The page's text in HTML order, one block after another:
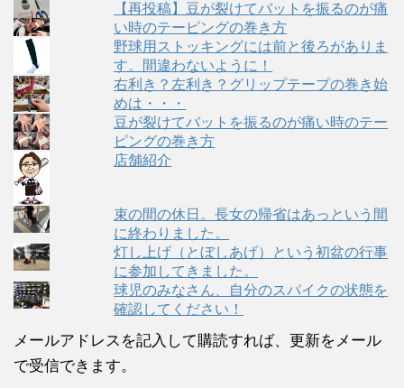
【再投稿】豆が裂けてバットを振るのが痛
い時のテーピングの巻き方
野球用ストッキングには前と後ろがありま
す。間違わないように！
右利き？左利き？グリップテープの巻き始
めは・・・
豆が裂けてバットを振るのが痛い時のテー
ピングの巻き方
店舗紹介
束の間の休日。長女の帰省はあっという間
に終わりました。
灯し上げ（とぼしあげ）という初盆の行事
に参加してきました。
球児のみなさん、自分のスパイクの状態を
確認してください！
メールアドレスを記入して購読すれば、更新をメール
で受信できます。